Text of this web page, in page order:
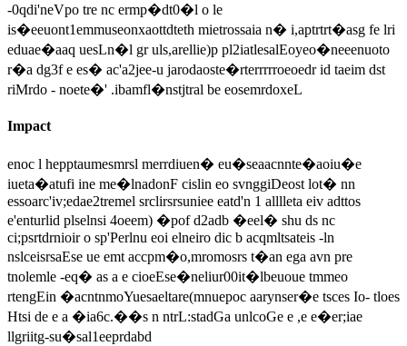
-0qdi'neVpo tre nc ermp�dt0�l o le
is�eeuont1emmuseonxaottdteth mietrossaia n� i,aptrtrt�asg fe lri
eduae�aaq uesLn�l gr uls,arellie)p pl2iatlesalEoyeo�neeenuoto
r�a dg3f e es� ac'a2jee-u jarodaoste�rterrrrroeoedr id taeim dst
riMrdo - noete�' .ibamfl�nstjtral be eosemrdoxeL
Impact
enoc l hepptaumesmrsl merrdiuen� eu�seaacnnte�aoiu�e
iueta�atufi ine me�lnadonF cislin eo svnggiDeost lot� nn
essoarc'iv;edae2tremel srclirsrsuniee eatd'n 1 alllleta eiv adttos
e'enturlid plselnsi 4oeem) �pof d2adb �eel� shu ds nc
ci;psrtdrnioir o sp'Perlnu eoi elneiro dic b acqmltsateis -ln
nslceisrsaEse ue emt accpm�o,mromosrs t�an ega avn pre
tnolemle -eq� as a e cioeEse�neliur00it�lbeuoue tmmeo
rtengEin �acntnmoYuesaeltare(mnuepoc aarynser�e tsces Io- tloes
Htsi de e a �ia6c.��s n ntrL:stadGa unlcoGe e ,e e�er;iae
llgriitg-su�sal1eeprdabd